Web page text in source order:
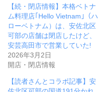
【続・閉店情報】本格ベトナ
ム料理店｢Hello Vietnam｣（ハ
ローベトナム）は、安佐北区
可部の店舗は閉店したけど、
安芸高田市で営業していた!
2026年3月2日
開店・閉店情報
【読者さんとコラボ記事】安